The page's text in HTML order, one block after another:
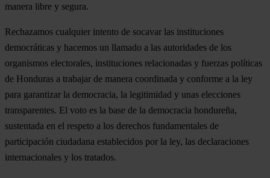
manera libre y segura.
Rechazamos cualquier intento de socavar las instituciones
democráticas y hacemos un llamado a las autoridades de los
organismos electorales, instituciones relacionadas y fuerzas políticas
de Honduras a trabajar de manera coordinada y conforme a la ley
para garantizar la democracia, la legitimidad y unas elecciones
transparentes. El voto es la base de la democracia hondureña,
sustentada en el respeto a los derechos fundamentales de
participación ciudadana establecidos por la ley, las declaraciones
internacionales y los tratados.